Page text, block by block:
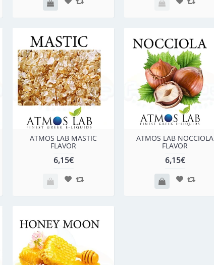
ATMOS LAB MASTIC
FLAVOR
6,15€
ATMOS LAB NOCCIOLA
FLAVOR
6,15€